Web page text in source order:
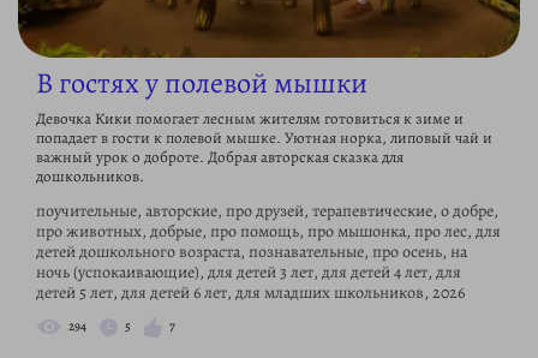
В гостях у полевой мышки
Девочка Кики помогает лесным жителям готовиться к зиме и
попадает в гости к полевой мышке. Уютная норка, липовый чай и
важный урок о доброте. Добрая авторская сказка для
дошкольников.
поучительные, авторские, про друзей, терапевтические, о добре,
про животных, добрые, про помощь, про мышонка, про лес, для
детей дошкольного возраста, познавательные, про осень, на
ночь (успокаивающие), для детей 3 лет, для детей 4 лет, для
детей 5 лет, для детей 6 лет, для младших школьников, 2026
294 5 7